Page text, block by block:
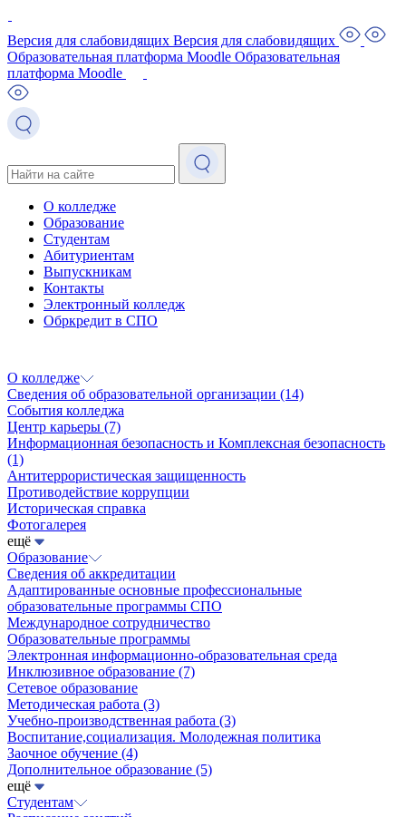
Версия для слабовидящих Версия для слабовидящих
Образовательная платформа Moodle Образовательная
платформа Moodle
О колледже
Образование
Студентам
Абитуриентам
Выпускникам
Контакты
Электронный колледж
Обркредит в СПО
О колледже
Сведения об образовательной организации (14)
События колледжа
Центр карьеры (7)
Информационная безопасность и Комплексная безопасность
(1)
Антитеррористическая защищенность
Противодействие коррупции
Историческая справка
Фотогалерея
ещё
Образование
Сведения об аккредитации
Адаптированные основные профессиональные
образовательные программы СПО
Международное сотрудничество
Образовательные программы
Электронная информационно-образовательная среда
Инклюзивное образование (7)
Сетевое образование
Методическая работа (3)
Учебно-производственная работа (3)
Воспитание,социализация. Молодежная политика
Заочное обучение (4)
Дополнительное образование (5)
ещё
Студентам